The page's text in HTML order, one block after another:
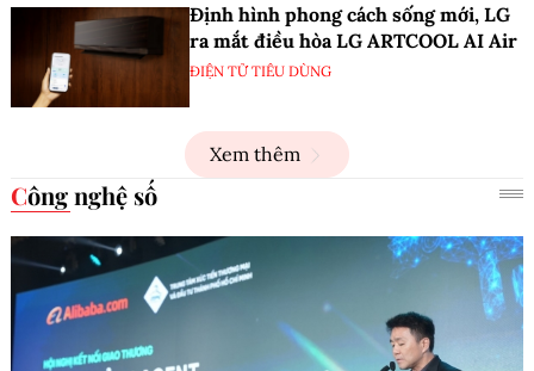
Định hình phong cách sống mới, LG
ra mắt điều hòa LG ARTCOOL AI Air
ĐIỆN TỬ TIÊU DÙNG
Xem thêm
Công nghệ số